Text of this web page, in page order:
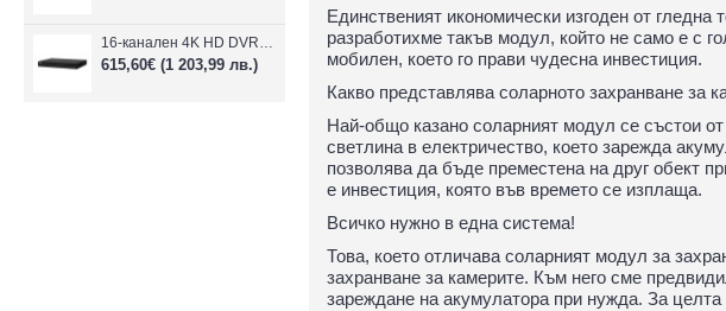
16-канален 4K HD DVR Dahua XVR5116H-4KL-I3/T + 16 IP камери
615,60€ (1 203,99 лв.)
Единственият икономически изгоден от
разработихме такъв модул, който не само е с
мобилен, което го прави чудесна инвестиция.
Какво представлява соларното захранване за
Най-общо казано соларният модул се състои
светлина в електричество, което зарежда
позволява да бъде преместена на друг обект
е инвестиция, която във времето се изплаща.
Всичко нужно в една система!
Това, което отличава соларният модул за
захранване за камерите. Към него сме
зареждане на акумулатора при нужда. За